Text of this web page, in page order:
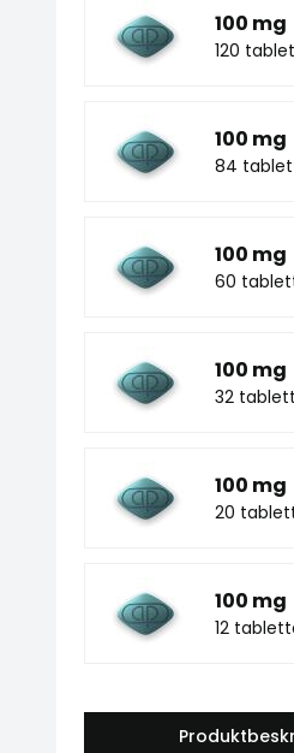
100 mg
120
100 mg
84
100 mg
60
100 mg
32
100 mg
20
100 mg
12